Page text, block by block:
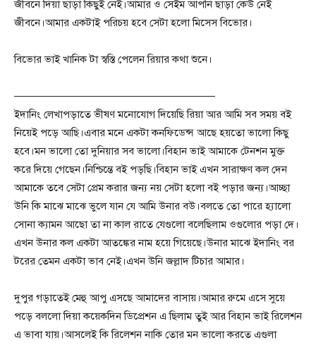
জীবনে দিয়া ছাড়া কিছুই নেই।আমার ও সেইম আপনি ছাড়া কেউ নেই
জীবনে।আমার একটাই পরিচয় হবে সেটা হলো মিসেস বিভোর।
বিভোর ভাই খানিক টা স্বস্তি পেলেন রিয়ার কথা শুনে।
———————————————————
ইদানিং লেখাপড়াতে ভীষণ মনোযোগ দিয়েছি রিয়া আর আমি সব সময় বই
নিয়েই পড়ে আছি।এবার মনে একটা কনফিডেন্স আছে হয়তো ভালো কিছু
হবে।মন ভালো তো দুনিয়ার সব ভালো।বিহান ভাই আমাকে টেনশন মুক্ত
করে দিয়ে গেছেন।নিশ্চিন্তে বই পড়ছি।বিহান ভাই এখন সারাক্ষণ কল দেন
আমাকে তবে সেটা প্রেম করার জন্য নয় সেটা হলো বই পড়ার জন্য।আচ্ছা
উনি কি মাঝে মাঝে ভুলে যান যে আমি উনার বউ।বলতে তো পারে হ্যালো
সোনা ক্যামন আছো তা না কাল রাতে যেগুলো বলেছিলাম ওগুলোর পড়া দে।
এখন উনার কল একটা আতঙ্কের নাম হয়ে গিয়েছে।উনার মাঝে ইদানিং বর
টরের তেমন একটা ভাব নেই।এখন উনি জল্লাদ টিচার আমার।
দুপুর গড়াতেই মেহু আপু এসছে আমাদের বাসায়।আমার রুমে এসে সুয়ে
পড়ে বললো দিয়া কয়েকদিন ডিপ্রেশন এ ছিলাম তুই আর বিহান ভাই রিলেশন
এ ভাবা যায়।আসলেই কি রিলেশন নাকি তোর মন ভালো করতে এগুলা